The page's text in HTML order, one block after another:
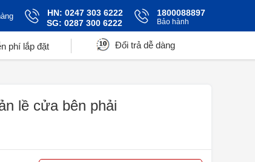
HN: 0247 303 6222
SG: 0287 300 6222
1800088897
Bảo hành
phí lắp đặt Đổi trả dễ dàng
lề cửa bên phải